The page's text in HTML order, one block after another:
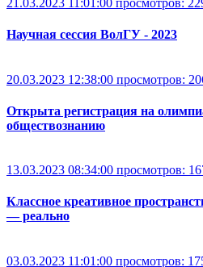
21.03.2023 11:01:00 просмотров:
Научная сессия ВолГУ - 2023
20.03.2023 12:38:00 просмотров:
Открыта регистрация на
обществознанию
13.03.2023 08:34:00 просмотров:
Классное креативное
— реально
03.03.2023 11:01:00 просмотров: